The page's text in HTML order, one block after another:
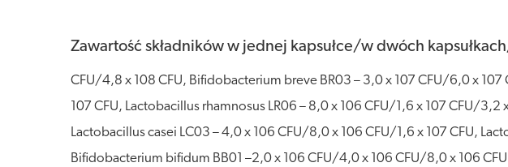
Zawartość składników w jednej kapsułce/w dwóch
CFU/4,8 x 108 CFU, Bifidobacterium breve BR03 – 3,0 x 107 CFU/6,0 x
107 CFU, Lactobacillus rhamnosus LR06 – 8,0 x 106 CFU/1,6 x 107 CFU/
Lactobacillus casei LC03 – 4,0 x 106 CFU/8,0 x 106 CFU/1,6 x 107 CFU,
Bifidobacterium bifidum BB01 –2,0 x 106 CFU/4,0 x 106 CFU/8,0 x 106